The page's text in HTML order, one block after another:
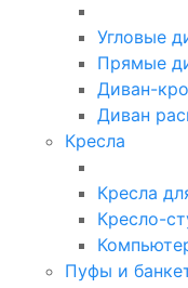
Угловые
Прямые
Диван-
Диван
Кресла
Кресла
Кресло-
Пуфы и